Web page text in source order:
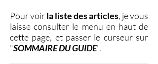
Pour voirla liste des articles, je vous
laisse consulter le menu en haut de
cette page, et passer le curseur sur
"SOMMAIRE DU GUIDE".